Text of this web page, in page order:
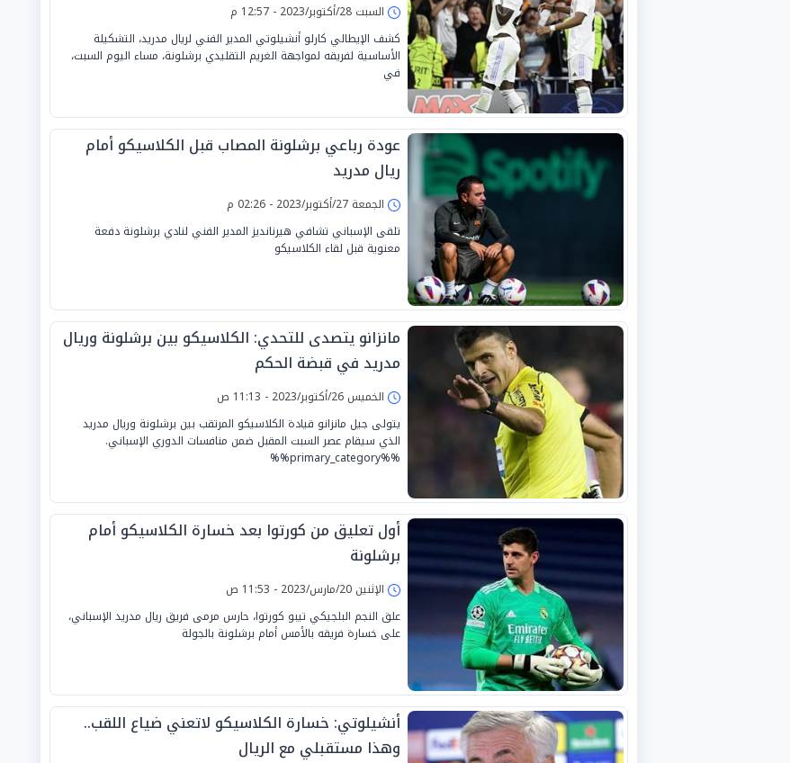
السبت 28/أكتوبر/2023 - 12:57 م
كشف الإيطالي كارلو أنشيلوتي المدير الفني لريال مدريد، التشكيلة
الأساسية لفريقه لمواجهة الغريم التقليدي برشلونة، مساء اليوم السبت،
في
عودة رباعي برشلونة المصاب قبل الكلاسيكو أمام
ريال مدريد
الجمعة 27/أكتوبر/2023 - 02:26 م
تلقى الإسباني تشافي هيرنانديز المدير الفني لنادي برشلونة دفعة
معنوية قبل لقاء الكلاسيكو
مانزانو يتصدى للتحدي: الكلاسيكو بين برشلونة وريال
مدريد في قبضة الحكم
الخميس 26/أكتوبر/2023 - 11:13 ص
يتولى جيل مانزانو قيادة الكلاسيكو المرتقب بين برشلونة وريال مدريد
الذي سيقام عصر السبت المقبل ضمن منافسات الدوري الإسباني.
%%primary_category%%
أول تعليق من كورتوا بعد خسارة الكلاسيكو أمام
برشلونة
الإثنين 20/مارس/2023 - 11:53 ص
علق النجم البلجيكي تيبو كورتوا، حارس مرمى فريق ريال مدريد الإسباني،
على خسارة فريقه بالأمس أمام برشلونة بالجولة
أنشيلوتي: خسارة الكلاسيكو لاتعني ضياع اللقب..
وهذا مستقبلي مع الريال